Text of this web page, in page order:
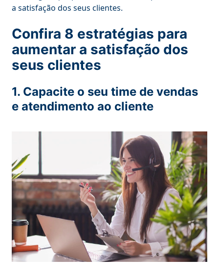
a satisfação dos seus clientes.
Confira 8 estratégias para
aumentar a satisfação dos
seus clientes
1. Capacite o seu time de vendas
e atendimento ao cliente